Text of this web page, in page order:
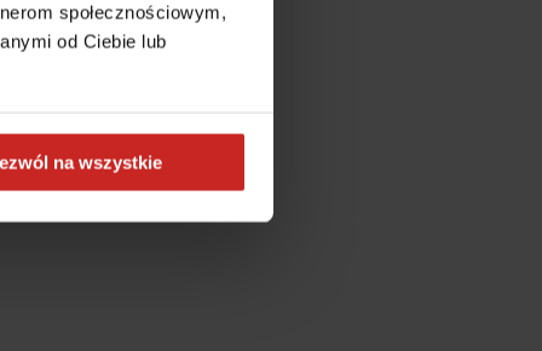
społecznościowym,
od Ciebie lub
na wszystkie
information).